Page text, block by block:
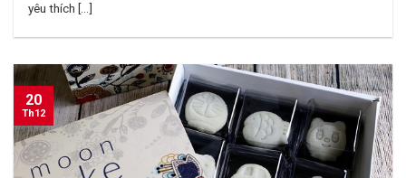
yêu thích [...]
20
Th12